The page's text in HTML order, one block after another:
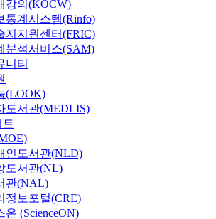
강의(KOCW)
통계시스템(Rinfo)
지지원센터(FRIC)
분석서비스(SAM)
니티
(LOOK)
도서관(MEDLIS)
트
인도서관(NLD)
도서관(NL)
관(NAL)
정보포털(CRE)
온 (ScienceON)